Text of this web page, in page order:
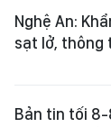
Nghệ An:
sạt lở, thông
Bản tin tối